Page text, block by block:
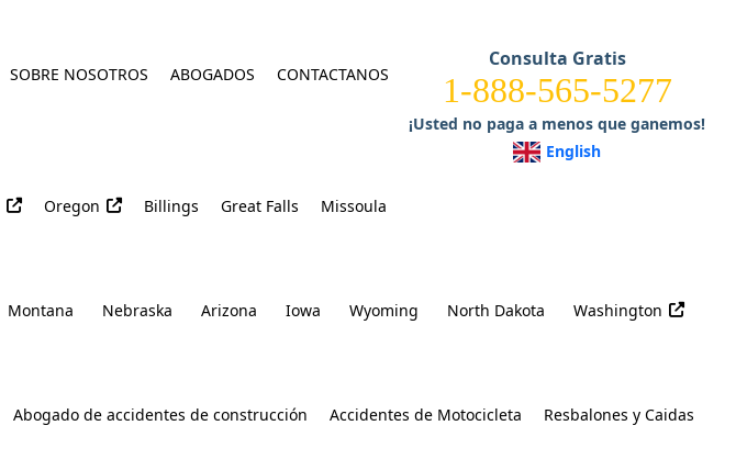
Consulta Gratis
1-888-565-5277
¡Usted no paga a menos que ganemos!
English
CONTACTANOS
ABOGADOS
SOBRE NOSOTROS
Oregon Billings Great Falls Missoula
Montana Nebraska Arizona Iowa Wyoming North Dakota Washington
Abogado de accidentes de construcción Accidentes de Motocicleta Resbalones y Caidas